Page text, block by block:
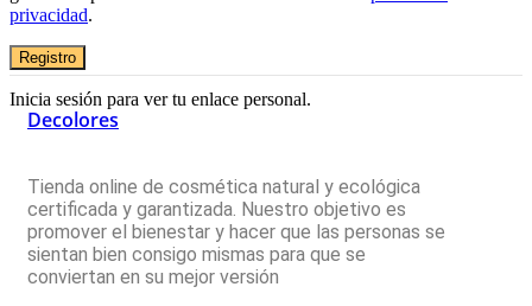
privacidad.
Registro
Inicia sesión para ver tu enlace personal.
Decolores
Tienda online de cosmética natural y ecológica
certificada y garantizada. Nuestro objetivo es
promover el bienestar y hacer que las personas se
sientan bien consigo mismas para que se
conviertan en su mejor versión